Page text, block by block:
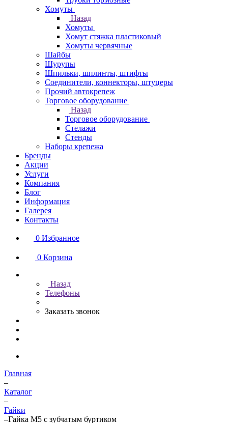
Хомуты
Назад
Хомуты
Хомут стяжка пластиковый
Хомуты червячные
Шайбы
Шурупы
Шпильки, шплинты, штифты
Соединители, коннекторы, штуцеры
Прочий автокрепеж
Торговое оборудование
Назад
Торговое оборудование
Стелажи
Стенды
Наборы крепежа
Бренды
Акции
Услуги
Компания
Блог
Информация
Галерея
Контакты
0 Избранное
0 Корзина
Назад
Телефоны
Заказать звонок
Главная
–
Каталог
–
Гайки
–Гайка М5 с зубчатым буртиком